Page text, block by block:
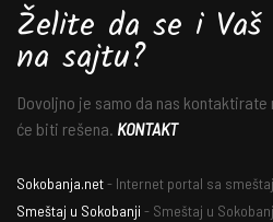
Želite da se i
na sajtu?
Dovoljno je samo da nas
će biti rešena. KONTAKT
Sokobanja.net- Internet portal sa
Smeštaj u Sokobanji - Smeštaj u